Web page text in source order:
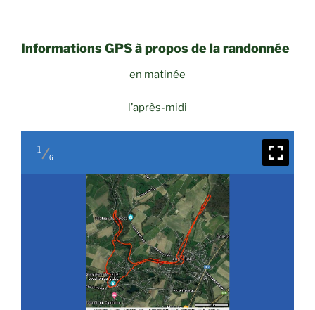
Informations GPS à propos de la randonnée
en matinée
l’après-midi
1
6